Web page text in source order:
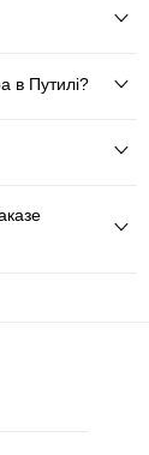
в Путилі?